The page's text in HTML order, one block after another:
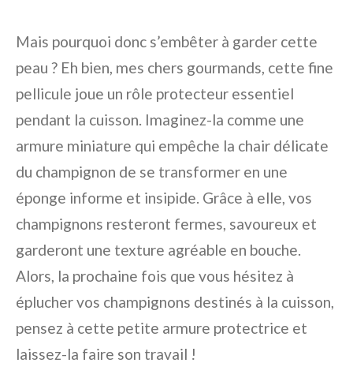
Mais pourquoi donc s’embêter à garder cette
peau ? Eh bien, mes chers gourmands, cette fine
pellicule joue un rôle protecteur essentiel
pendant la cuisson. Imaginez-la comme une
armure miniature qui empêche la chair délicate
du champignon de se transformer en une
éponge informe et insipide. Grâce à elle, vos
champignons resteront fermes, savoureux et
garderont une texture agréable en bouche.
Alors, la prochaine fois que vous hésitez à
éplucher vos champignons destinés à la cuisson,
pensez à cette petite armure protectrice et
laissez-la faire son travail !